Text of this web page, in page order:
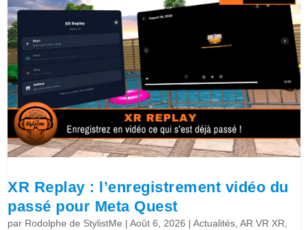
XR Replay : l’enregistrement vidéo du
passé pour Meta Quest
par Rodolphe de StylistMe |Août 6, 2026 |Actualités,AR VR XR,